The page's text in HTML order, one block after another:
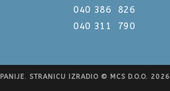
040 386 826
311 790
STRANICU IZRADIO © MCS D.O.O. 2026